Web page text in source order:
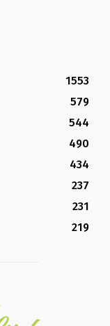
1553
579
544
490
434
237
231
219